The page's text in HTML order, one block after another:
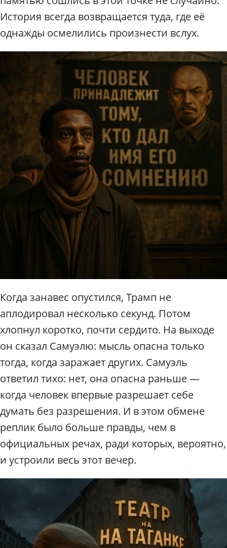
История всегда возвращается туда, где её
однажды осмелились произнести вслух.
Когда занавес опустился, Трамп не
аплодировал несколько секунд. Потом
хлопнул коротко, почти сердито. На выходе
он сказал Самуэлю: мысль опасна только
тогда, когда заражает других. Самуэль
ответил тихо: нет, она опасна раньше —
когда человек впервые разрешает себе
думать без разрешения. И в этом обмене
реплик было больше правды, чем в
официальных речах, ради которых, вероятно,
и устроили весь этот вечер.